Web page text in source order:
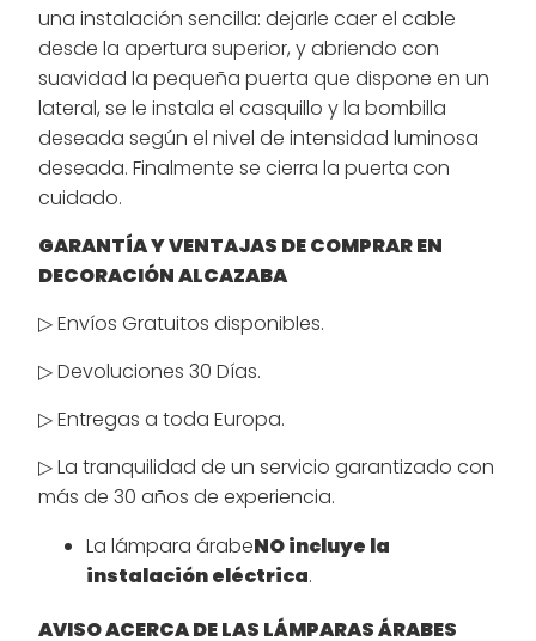
una instalación sencilla: dejarle caer el cable
desde la apertura superior, y abriendo con
suavidad la pequeña puerta que dispone en un
lateral, se le instala el casquillo y la bombilla
deseada según el nivel de intensidad luminosa
deseada. Finalmente se cierra la puerta con
cuidado.
GARANTÍA Y VENTAJAS DE COMPRAR EN
DECORACIÓN ALCAZABA
▷ Envíos Gratuitos disponibles.
▷ Devoluciones 30 Días.
▷ Entregas a toda Europa.
▷ La tranquilidad de un servicio garantizado con
más de 30 años de experiencia.
La lámpara árabeNO incluye la
instalación eléctrica.
AVISO ACERCA DE LAS LÁMPARAS ÁRABES